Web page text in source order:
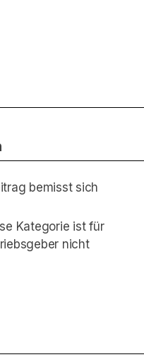
bemisst sich
Kategorie ist für
nicht